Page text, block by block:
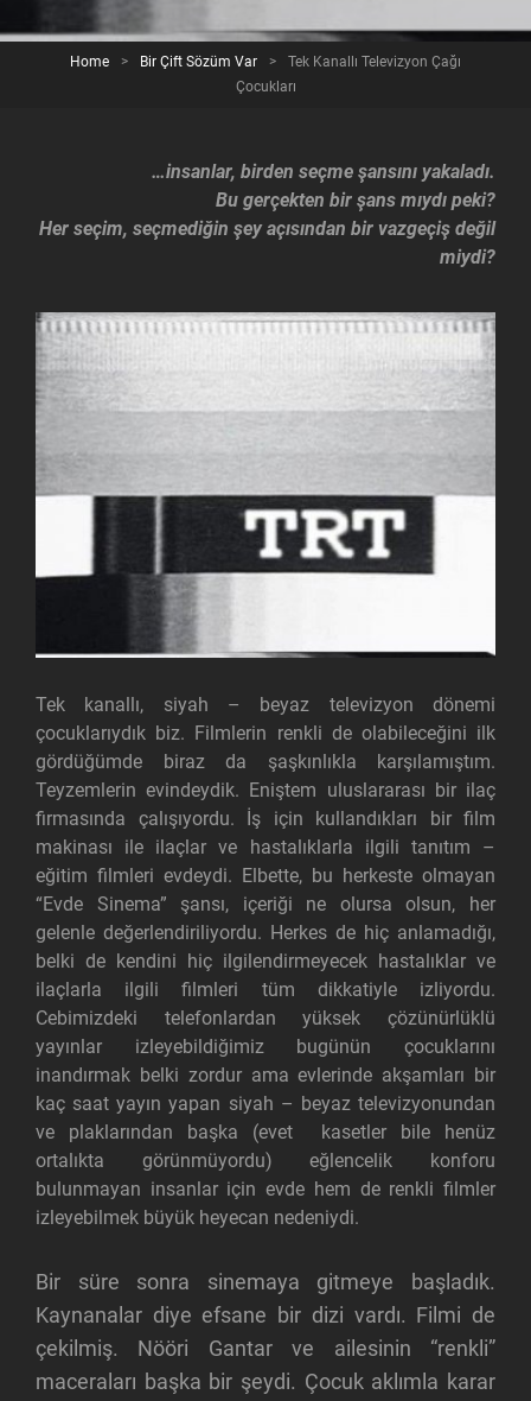
Home > Bir Çift Sözüm Var >
Tek Kanallı Televizyon Çağı
Çocukları
…insanlar, birden seçme şansını yakaladı.
Bu gerçekten bir şans mıydı peki?
Her seçim, seçmediğin şey açısından bir vazgeçiş değil
miydi?
Tek kanallı, siyah – beyaz televizyon dönemi
çocuklarıydık biz. Filmlerin renkli de olabileceğini ilk
gördüğümde biraz da şaşkınlıkla karşılamıştım.
Teyzemlerin evindeydik. Eniştem uluslararası bir ilaç
firmasında çalışıyordu. İş için kullandıkları bir film
makinası ile ilaçlar ve hastalıklarla ilgili tanıtım –
eğitim filmleri evdeydi. Elbette, bu herkeste olmayan
“Evde Sinema” şansı, içeriği ne olursa olsun, her
gelenle değerlendiriliyordu. Herkes de hiç anlamadığı,
belki de kendini hiç ilgilendirmeyecek hastalıklar ve
ilaçlarla ilgili filmleri tüm dikkatiyle izliyordu.
Cebimizdeki telefonlardan yüksek çözünürlüklü
yayınlar izleyebildiğimiz bugünün çocuklarını
inandırmak belki zordur ama evlerinde akşamları bir
kaç saat yayın yapan siyah – beyaz televizyonundan
ve plaklarından başka (evet kasetler bile henüz
ortalıkta görünmüyordu) eğlencelik konforu
bulunmayan insanlar için evde hem de renkli filmler
izleyebilmek büyük heyecan nedeniydi.
Bir süre sonra sinemaya gitmeye başladık.
Kaynanalar diye efsane bir dizi vardı. Filmi de
çekilmiş. Nööri Gantar ve ailesinin “renkli”
maceraları başka bir şeydi. Çocuk aklımla karar